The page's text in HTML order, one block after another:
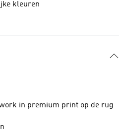
kleuren
in premium print op de rug